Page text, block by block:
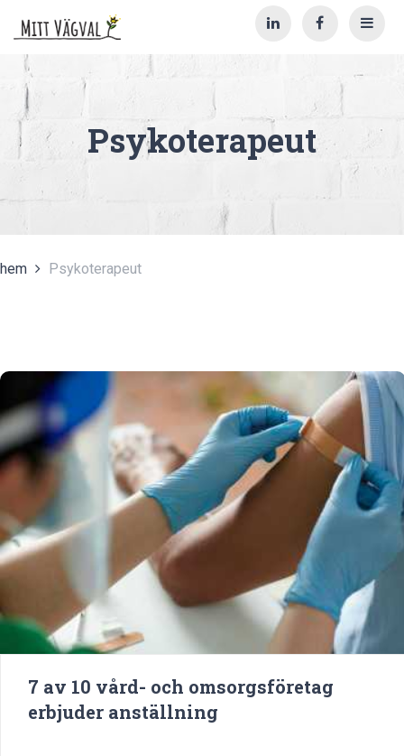
Psykoterapeut
hem Psykoterapeut
7 av 10 vård- och omsorgsföretag
erbjuder anställning